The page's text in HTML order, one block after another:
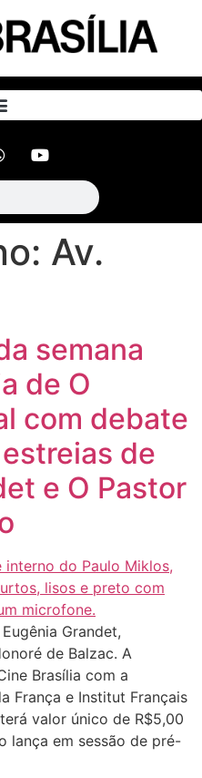
Av.
semana
de O
com debate
de
e O Pastor
Grandet,
de Balzac. A
Brasília com a
França e Institut Français
valor único de R$5,00
lança em sessão de pré-